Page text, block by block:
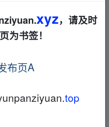
爱好者分享发布的网盘链接
xyz，请及时
为书签！
布页A
top